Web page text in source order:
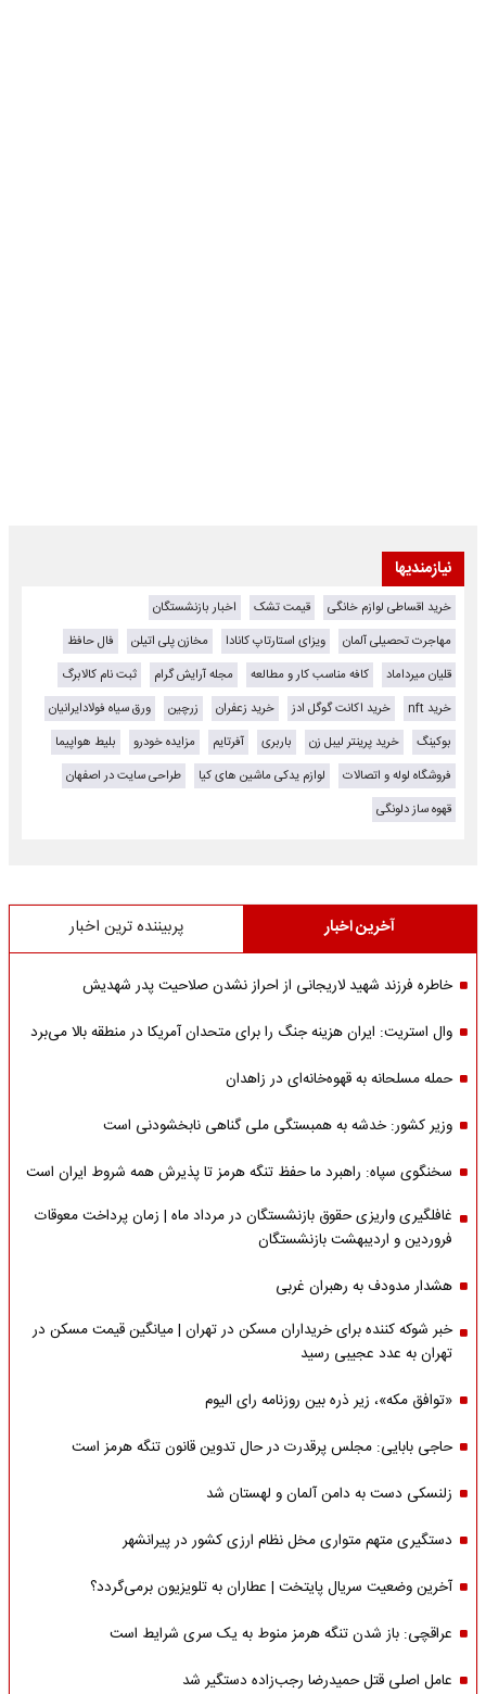
نیازمندیها
خرید اقساطی لوازم خانگی قیمت تشک
اخبار بازنشستگان
مهاجرت تحصیلی آلمان
ویزای استارتاپ کانادا مخازن پلی اتیلن
فال حافظ
قلیان میرداماد
کافه مناسب کار و مطالعه مجله آرایش گرام
ثبت نام کالابرگ
خرید nft
خرید اکانت گوگل ادز خرید زعفران زرچین
ورق سیاه فولادایرانیان
بوکینگ
خرید پرینتر لیبل زن باربری آفرتایم مزایده خودرو
بلیط هواپیما
فروشگاه لوله و اتصالات
لوازم یدکی ماشین های کیا
طراحی سایت در اصفهان
قهوه ساز دلونگی
آخرین اخبار پربیننده ترین اخبار
خاطره فرزند شهید لاریجانی از احراز نشدن صلاحیت پدر شهدیش
وال استریت: ایران هزینه جنگ را برای متحدان آمریکا در منطقه بالا می‌برد
حمله مسلحانه به قهوه‌خانه‌ای در زاهدان
وزیر کشور: خدشه به همبستگی ملی گناهی نابخشودنی است
سخنگوی سپاه: راهبرد ما حفظ تنگه هرمز تا پذیرش همه شروط ایران است
غافلگیری واریزی حقوق بازنشستگان در مرداد ماه | زمان پرداخت معوقات
فروردین و اردیبهشت بازنشستگان
هشدار مدودف به رهبران غربی
خبر شوکه کننده برای خریداران مسکن در تهران | میانگین قیمت مسکن در
تهران به عدد عجیبی رسید
«توافق مکه»، زیر ذره بین روزنامه رای الیوم
حاجی بابایی: مجلس پرقدرت در حال تدوین قانون تنگه هرمز است
زلنسکی دست به دامن آلمان و لهستان شد
دستگیری متهم متواری مخل نظام ارزی کشور در پیرانشهر
آخرین وضعیت سریال پایتخت | عطاران به تلویزیون برمی‌گردد؟
عراقچی: باز شدن تنگه هرمز منوط به یک سری شرایط است
عامل اصلی قتل حمیدرضا رجب‌زاده دستگیر شد